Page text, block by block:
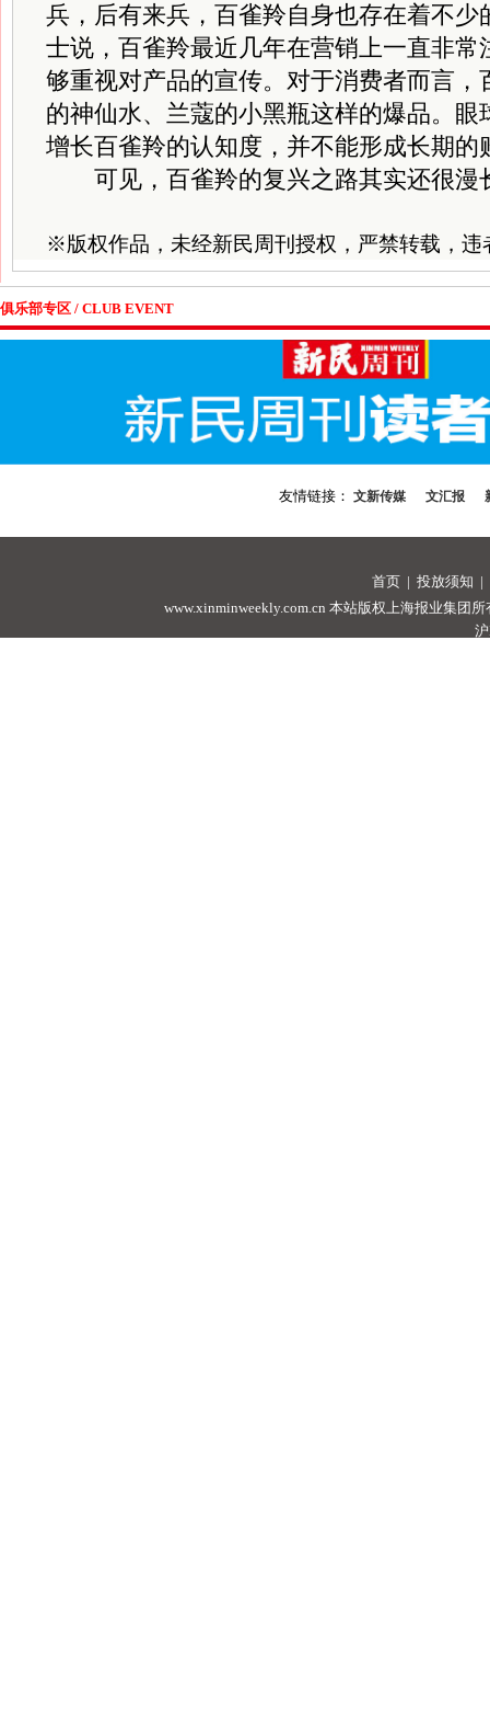
兵，后有来兵，百雀羚自身也存在着不少
士说，百雀羚最近几年在营销上一直非常
够重视对产品的宣传。对于消费者而言，
的神仙水、兰蔻的小黑瓶这样的爆品。眼
增长百雀羚的认知度，并不能形成长期的
可见，百雀羚的复兴之路其实还很漫
※版权作品，未经新民周刊授权，严禁转载，
俱乐部专区 / CLUB EVENT
友情链接： 文新传媒 文汇报
首页 | 投放须知 |
www.xinminweekly.com.cn 本站版权上海报业集团所